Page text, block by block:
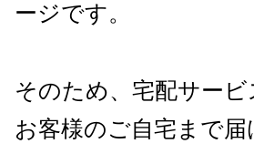
ージです。
そのため、宅配サー
お客様のご自宅まで